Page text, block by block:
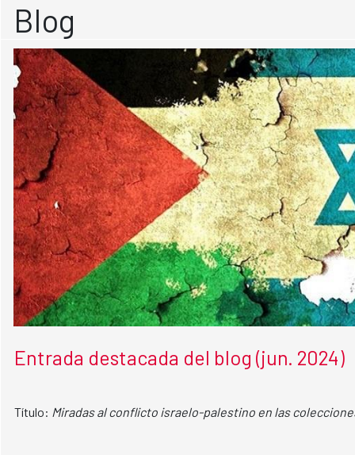
Blog
Entrada destacada del blog (jun. 2024)
Título: Miradas al conflicto israelo-palestino en las